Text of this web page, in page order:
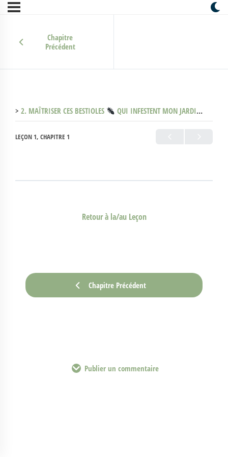
Chapitre
Précédent
2. MAÎTRISER CES BESTIOLES QUI INFESTENT MON JARDIN MENTAL (Les peurs)
LEÇON 1, CHAPITRE 1
Chapitre Précédent
Retour à la/au Leçon
Publier un commentaire